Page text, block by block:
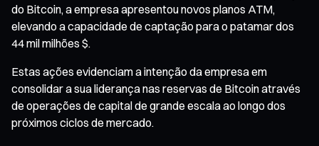
do Bitcoin, a empresa apresentou novos planos ATM,
elevando a capacidade de captação para o patamar dos
44 mil milhões $.
Estas ações evidenciam a intenção da empresa em
consolidar a sua liderança nas reservas de Bitcoin através
de operações de capital de grande escala ao longo dos
próximos ciclos de mercado.